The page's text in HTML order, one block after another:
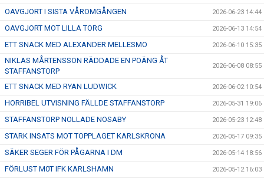
OAVGJORT I SISTA VÅROMGÅNGEN 2026-06-23 14:44
OAVGJORT MOT LILLA TORG 2026-06-13 14:54
ETT SNACK MED ALEXANDER MELLESMO 2026-06-10 15:35
NIKLAS MÅRTENSSON RÄDDADE EN POÄNG ÅT
STAFFANSTORP
2026-06-08 08:55
ETT SNACK MED RYAN LUDWICK 2026-06-02 10:54
HORRIBEL UTVISNING FÄLLDE STAFFANSTORP 2026-05-31 19:06
STAFFANSTORP NOLLADE NOSABY 2026-05-23 12:48
STARK INSATS MOT TOPPLAGET KARLSKRONA 2026-05-17 09:35
SÄKER SEGER FÖR PÅGARNA I DM 2026-05-14 18:56
FÖRLUST M0T IFK KARLSHAMN 2026-05-12 16:03